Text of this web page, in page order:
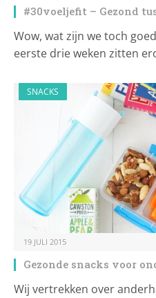
#30voeljefit – Gezond
Wow, wat zijn we toch
eerste drie weken zitten
SNACKS
19 JULI 2015
Gezonde snacks voor
Wij vertrekken over